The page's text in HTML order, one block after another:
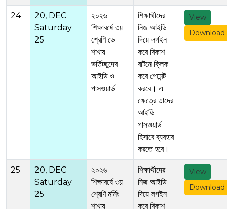
24
20, DEC
Saturday
25
২০২৬
শিক্ষাবর্ষে ৩য়
শ্রেণি ডে
শাখায়
ভর্তিচ্ছুদের
আইডি ও
পাসওয়ার্ড
শিক্ষার্থীদের
নিজ আইডি
দিয়ে লগইন
করে বিকাশ
বাটনে ক্লিক
করে পেমেন্ট
করবে। এ
ক্ষেত্রে তাদের
আইডি
পাসওয়ার্ড
হিসাবে ব্যবহার
করতে হবে।
View
Download
25
20, DEC
Saturday
25
২০২৬
শিক্ষাবর্ষে ৩য়
শ্রেণি মর্নিং
শাখায়
শিক্ষার্থীদের
নিজ আইডি
দিয়ে লগইন
করে বিকাশ
View
Download